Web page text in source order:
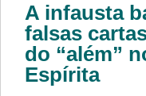
A infausta
falsas
do “além”
Espírita